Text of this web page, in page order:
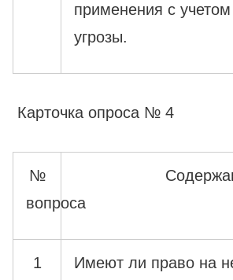
применения с
угрозы.
Карточка опроса № 4
№
вопроса
1
Имеют ли право на